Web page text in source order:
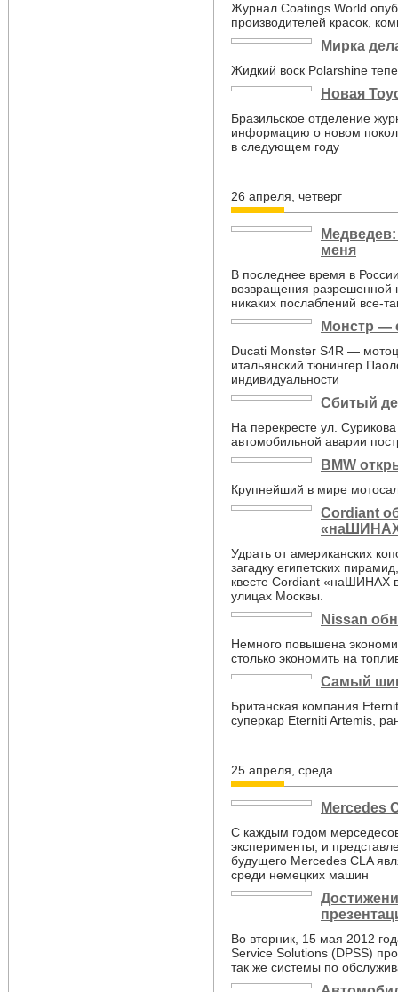
Журнал Coatings World
производителей красок,
Мирка
Жидкий воск Polarshine
Новая
Бразильское отделение
информацию о новом
в следующем году
26 апреля, четверг
меня
В последнее время в
возвращения разрешенной
никаких послаблений все-
Монстр —
Ducati Monster S4R —
итальянский тюнингер
индивидуальности
Сбитый
На перекресте ул.
автомобильной аварии
BMW
Крупнейший в мире
Cordiant
«наШИНАХ
Удрать от американских
загадку египетских
квесте Cordiant «наШИНАХ
улицах Москвы.
Nissan
Немного повышена
столько экономить на
Самый
Британская компания
суперкар Eterniti Artemis,
25 апреля, среда
Mercedes
С каждым годом
эксперименты, и
будущего Mercedes CLA
среди немецких машин
Во вторник, 15 мая 2012
Service Solutions (DPSS)
так же системы по